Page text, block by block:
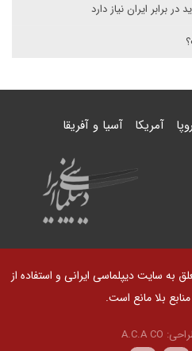
برابر ایران نیاز دارد
آمریکا آسیا و آفریقا
به سایت دیپلماسی ایرانی و استفاده از
بلا مانع است.
A.C.A CO